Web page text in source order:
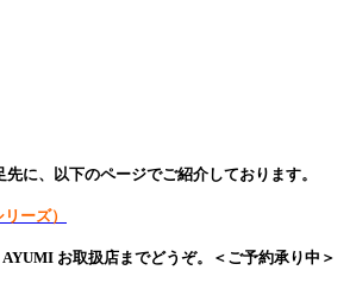
先に、以下のページでご紹介しております。
ーズ）
お取扱店までどうぞ。＜ご予約承り中＞